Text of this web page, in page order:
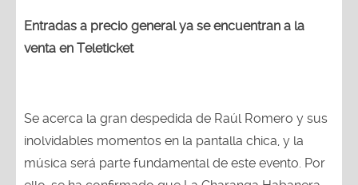
Entradas a precio general ya se encuentran a la
venta en Teleticket
Se acerca la gran despedida de Raúl Romero y sus
inolvidables momentos en la pantalla chica, y la
música será parte fundamental de este evento. Por